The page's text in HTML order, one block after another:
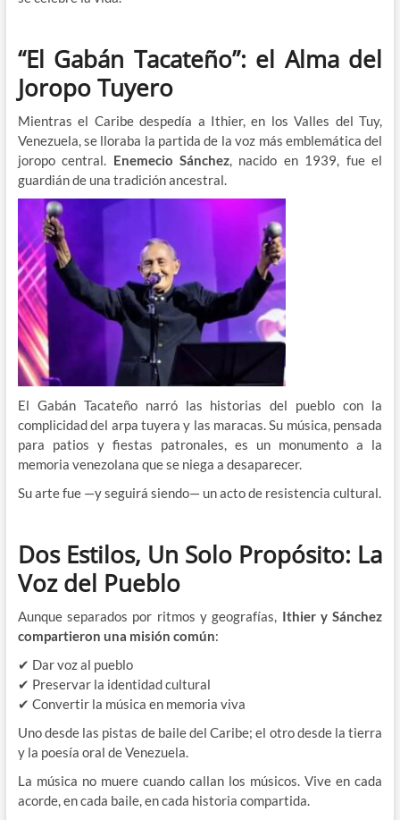
“El Gabán Tacateño”: el Alma del
Joropo Tuyero
Mientras el Caribe despedía a Ithier, en los Valles del Tuy,
Venezuela, se lloraba la partida de la voz más emblemática del
joropo central. Enemecio Sánchez, nacido en 1939, fue el
guardián de una tradición ancestral.
El Gabán Tacateño narró las historias del pueblo con la
complicidad del arpa tuyera y las maracas. Su música, pensada
para patios y fiestas patronales, es un monumento a la
memoria venezolana que se niega a desaparecer.
Su arte fue —y seguirá siendo— un acto de resistencia cultural.
Dos Estilos, Un Solo Propósito: La
Voz del Pueblo
Aunque separados por ritmos y geografías, Ithier y Sánchez
compartieron una misión común:
✔ Dar voz al pueblo
✔ Preservar la identidad cultural
✔ Convertir la música en memoria viva
Uno desde las pistas de baile del Caribe; el otro desde la tierra
y la poesía oral de Venezuela.
La música no muere cuando callan los músicos. Vive en cada
acorde, en cada baile, en cada historia compartida.